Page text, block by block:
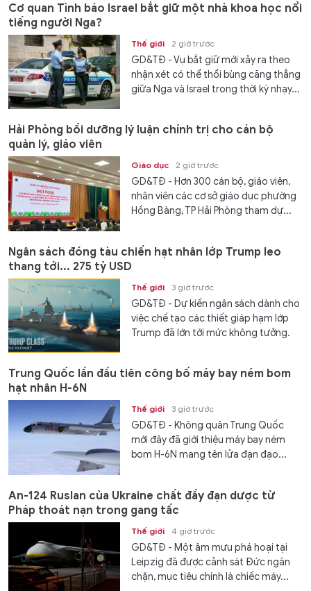
Cơ quan Tình báo Israel bắt giữ một nhà khoa học nổi
tiếng người Nga?
Thế giới 2 giờ trước
GD&TĐ - Vụ bắt giữ mới xảy ra theo
nhận xét có thể thổi bùng căng thẳng
giữa Nga và Israel trong thời kỳ nhạy...
Hải Phòng bồi dưỡng lý luận chính trị cho cán bộ
quản lý, giáo viên
Giáo dục 2 giờ trước
GD&TĐ - Hơn 300 cán bộ, giáo viên,
nhân viên các cơ sở giáo dục phường
Hồng Bàng, TP Hải Phòng tham dự...
Ngân sách đóng tàu chiến hạt nhân lớp Trump leo
thang tới... 275 tỷ USD
Thế giới 3 giờ trước
GD&TĐ - Dự kiến ngân sách dành cho
việc chế tạo các thiết giáp hạm lớp
Trump đã lớn tới mức không tưởng.
Trung Quốc lần đầu tiên công bố máy bay ném bom
hạt nhân H-6N
Thế giới 3 giờ trước
GD&TĐ - Không quân Trung Quốc
mới đây đã giới thiệu máy bay ném
bom H-6N mang tên lửa đạn đạo...
An-124 Ruslan của Ukraine chất đầy đạn dược từ
Pháp thoát nạn trong gang tấc
Thế giới 4 giờ trước
GD&TĐ - Một âm mưu phá hoại tại
Leipzig đã được cảnh sát Đức ngăn
chặn, mục tiêu chính là chiếc máy...